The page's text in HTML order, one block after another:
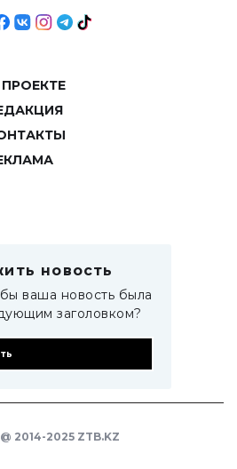
новость
ваша новость была
заголовком?
2014-2025 ZTB.KZ